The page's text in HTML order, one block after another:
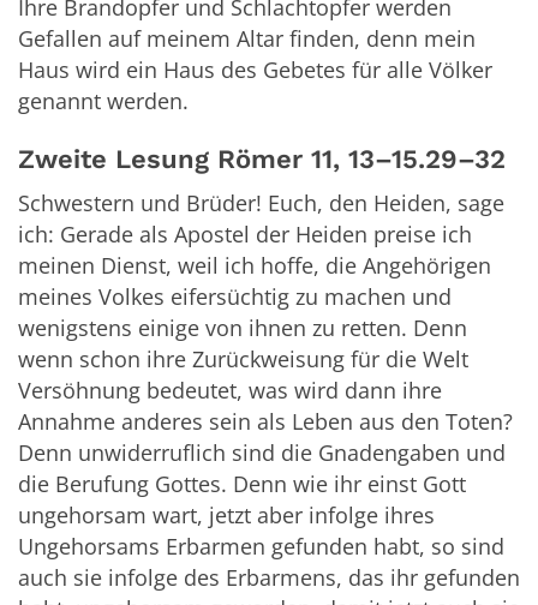
Ihre Brandopfer und Schlachtopfer werden
Gefallen auf meinem Altar finden, denn mein
Haus wird ein Haus des Gebetes für alle Völker
genannt werden.
Zweite Lesung Römer 11, 13–15.29–32
Schwestern und Brüder! Euch, den Heiden, sage
ich: Gerade als Apostel der Heiden preise ich
meinen Dienst, weil ich hoffe, die Angehörigen
meines Volkes eifersüchtig zu machen und
wenigstens einige von ihnen zu retten. Denn
wenn schon ihre Zurückweisung für die Welt
Versöhnung bedeutet, was wird dann ihre
Annahme anderes sein als Leben aus den Toten?
Denn unwiderruflich sind die Gnadengaben und
die Berufung Gottes. Denn wie ihr einst Gott
ungehorsam wart, jetzt aber infolge ihres
Ungehorsams Erbarmen gefunden habt, so sind
auch sie infolge des Erbarmens, das ihr gefunden